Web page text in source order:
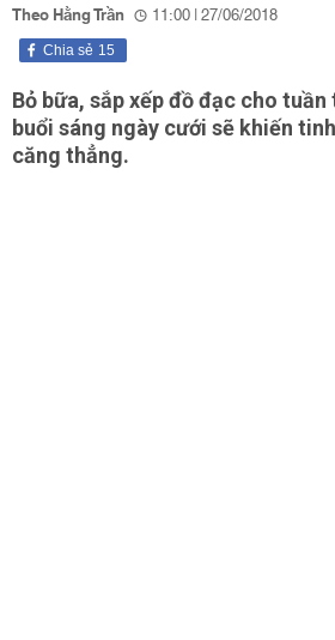
Theo Hằng Trần 11:00 | 27/06/2018
15
Chia sẻ
Bỏ bữa, sắp xếp đồ đạc cho
buổi sáng ngày cưới sẽ khiến
căng thẳng.